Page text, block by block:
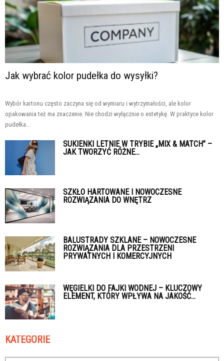
Jak wybrać kolor pudełka do wysyłki?
Wybór kartonu często zaczyna się od wymiaru i wytrzymałości, ale kolor
opakowania też ma znaczenie. Nie chodzi wyłącznie o estetykę. W praktyce kolor
pudełka...
SUKIENKI LETNIE W TRYBIE „MIX & MATCH” –
JAK TWORZYĆ RÓŻNE...
SZKŁO HARTOWANE I NOWOCZESNE
ROZWIĄZANIA DO WNĘTRZ
BALUSTRADY SZKLANE – NOWOCZESNE
ROZWIĄZANIA DLA PRZESTRZENI
PRYWATNYCH I KOMERCYJNYCH
WĘGIELKI DO FAJKI WODNEJ – KLUCZOWY
ELEMENT, KTÓRY WPŁYWA NA JAKOŚĆ...
KATEGORIE
Kategorie